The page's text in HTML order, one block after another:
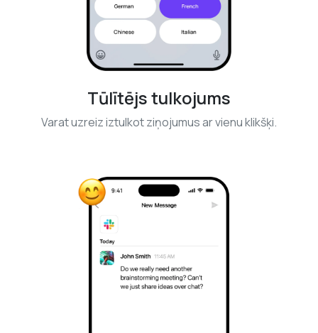
Tūlītējs tulkojums
Varat uzreiz iztulkot ziņojumus ar vienu klikšķi.